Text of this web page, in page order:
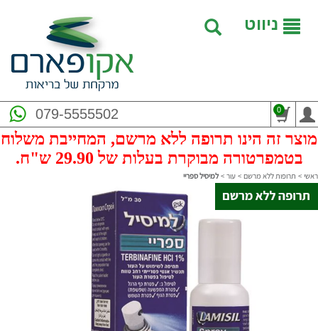
ניווט
079-5555502 0
מוצר זה הינו תרופה ללא מרשם, המחייבת משלוח
בטמפרטורה מבוקרת בעלות של 29.90 ש"ח.
ראשי > תרופות ללא מרשם > עור > למיסיל ספריי